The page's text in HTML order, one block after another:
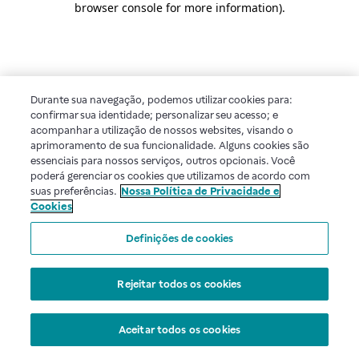
browser console for more information).
Durante sua navegação, podemos utilizar cookies para:
confirmar sua identidade; personalizar seu acesso; e
acompanhar a utilização de nossos websites, visando o
aprimoramento de sua funcionalidade. Alguns cookies são
essenciais para nossos serviços, outros opcionais. Você
poderá gerenciar os cookies que utilizamos de acordo com
suas preferências. Nossa Política de Privacidade e
Cookies
Definições de cookies
Rejeitar todos os cookies
Aceitar todos os cookies